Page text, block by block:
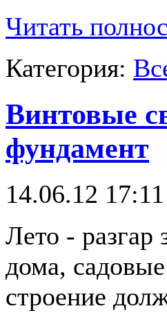
Читать
Категория:
Винтовые
фундамент
14.06.12 17:11
Лето - разгар
дома,
строение